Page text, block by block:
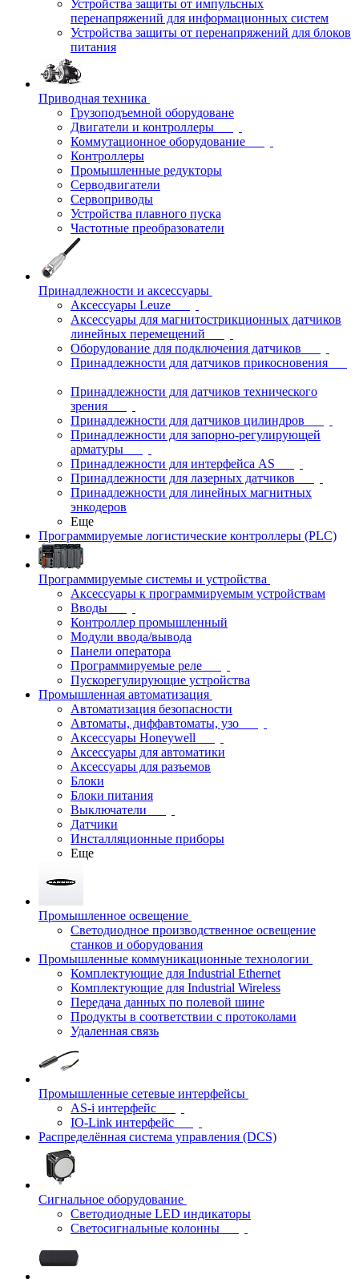
Устройства защиты от импульсных
перенапряжений для информационных систем
Устройства защиты от перенапряжений для блоков
питания
Приводная техника
Грузоподъемной оборудоване
Двигатели и контроллеры
Коммутационное оборудование
Контроллеры
Промышленные редукторы
Серводвигатели
Сервоприводы
Устройства плавного пуска
Частотные преобразователи
Принадлежности и аксессуары
Аксессуары Leuze
Аксессуары для магнитострикционных датчиков
линейных перемещений
Оборудование для подключения датчиков
Принадлежности для датчиков прикосновения
Принадлежности для датчиков технического
зрения
Принадлежности для датчиков цилиндров
Принадлежности для запорно-регулирующей
арматуры
Принадлежности для интерфейса AS
Принадлежности для лазерных датчиков
Принадлежности для линейных магнитных
энкодеров
Еще
Программируемые логистические контроллеры (PLC)
Программируемые системы и устройства
Аксессуары к программируемым устройствам
Вводы
Контроллер промышленный
Модули ввода/вывода
Панели оператора
Программируемые реле
Пускорегулирующие устройства
Промышленная автоматизация
Автоматизация безопасности
Автоматы, диффавтоматы, узо
Аксессуары Honeywell
Аксессуары для автоматики
Аксессуары для разъемов
Блоки
Блоки питания
Выключатели
Датчики
Инсталляционные приборы
Еще
Промышленное освещение
Светодиодное производственное освещение
станков и оборудования
Промышленные коммуникационные технологии
Комплектующие для Industrial Ethernet
Комплектующие для Industrial Wireless
Передача данных по полевой шине
Продукты в соответствии с протоколами
Удаленная связь
Промышленные сетевые интерфейсы
AS-i интерфейс
IO-Link интерфейс
Распределённая система управления (DCS)
Сигнальное оборудование
Светодиодные LED индикаторы
Светосигнальные колонны